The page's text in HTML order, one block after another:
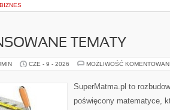
BIZNES
TEMATY
CZE - 9 - 2026 MOŻLIWOŚĆ
SuperMatma.pl to
poświęcony matematyce,